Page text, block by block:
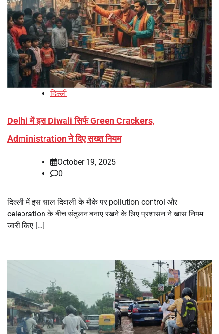
दिल्ली
Delhi में इस Diwali सिर्फ Green Crackers,
Administration ने दिए सख्त नियम
October 19, 2025
0
दिल्ली में इस साल दिवाली के मौके पर pollution control और
celebration के बीच संतुलन बनाए रखने के लिए प्रशासन ने खास नियम
जारी किए […]